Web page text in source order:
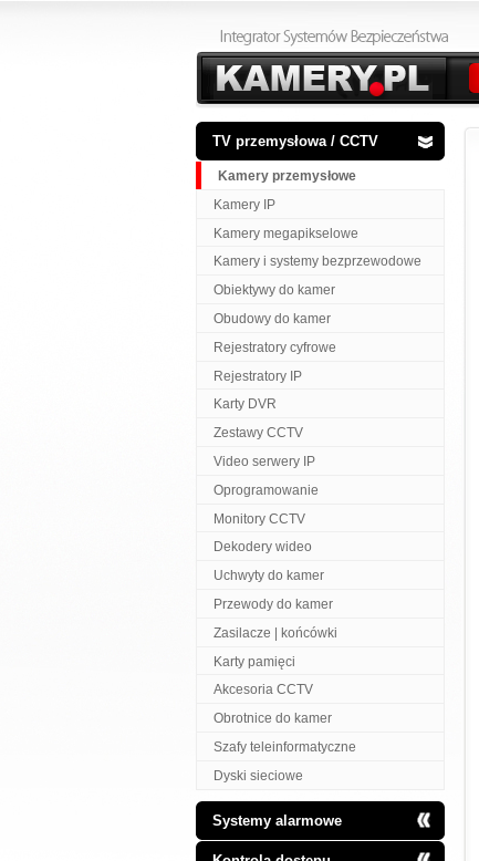
TV przemysłowa / CCTV
Kamery przemysłowe
Kamery IP
Kamery megapikselowe
Kamery i systemy bezprzewodowe
Obiektywy do kamer
Obudowy do kamer
Rejestratory cyfrowe
Rejestratory IP
Karty DVR
Zestawy CCTV
Video serwery IP
Oprogramowanie
Monitory CCTV
Dekodery wideo
Uchwyty do kamer
Przewody do kamer
Zasilacze | końcówki
Karty pamięci
Akcesoria CCTV
Obrotnice do kamer
Szafy teleinformatyczne
Dyski sieciowe
Systemy alarmowe